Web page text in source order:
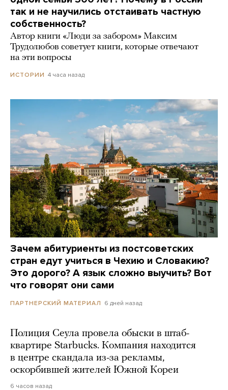
так и не научились отстаивать частную
собственность?
Автор книги «Люди за забором» Максим
Трудолюбов советует книги, которые отвечают
на эти вопросы
ИСТОРИИ 4 часа назад
Зачем абитуриенты из постсоветских
стран едут учиться в Чехию и Словакию?
Это дорого? А язык сложно выучить? Вот
что говорят они сами
ПАРТНЕРСКИЙ МАТЕРИАЛ 6 дней назад
Полиция Сеула провела обыски в штаб-
квартире Starbucks. Компания находится
в центре скандала из-за рекламы,
оскорбившей жителей Южной Кореи
6 часов назад